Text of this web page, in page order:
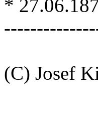
*
(C) Josef